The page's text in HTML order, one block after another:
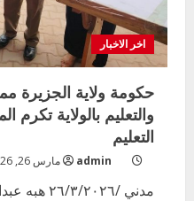
اخر الاخبار
حكومة ولاية الجزيرة
والتعليم بالولاية
التعليم
admin مارس 26, 2026
مدني /٢٦/٣/